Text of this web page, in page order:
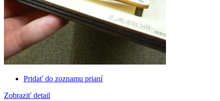
Pridať do zoznamu prianí
Zobraziť detail